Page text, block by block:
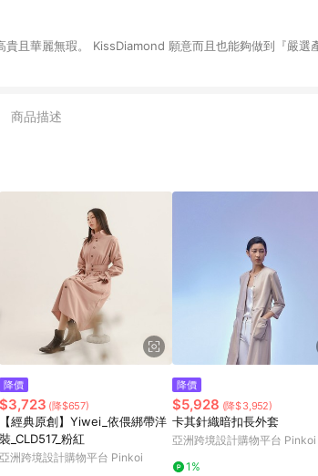
貴且華麗無瑕。 KissDiamond 願意而且也能夠做到『嚴選
商品描述
降價
$3,723 (降$657)
【經典原創】Yiwei_依偎綁帶洋
裝_CLD517_粉紅
亞洲跨境設計購物平台 Pinkoi
降價
$5,928 (降$3,952)
卡其針織暗扣長外套
亞洲跨境設計購物平台 Pinkoi
1%